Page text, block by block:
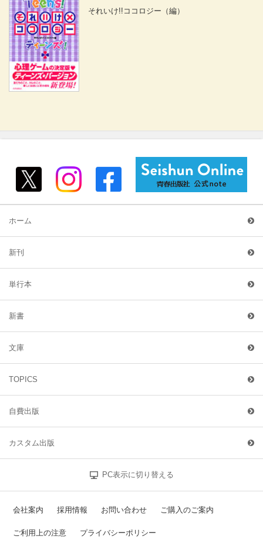
それいけ!!ココロジー （編）
ホーム
新刊
単行本
新書
文庫
TOPICS
自費出版
カスタム出版
PC表示に切り替える
会社案内 採用情報 お問い合わせ ご購入のご案内
ご利用上の注意 プライバシーポリシー